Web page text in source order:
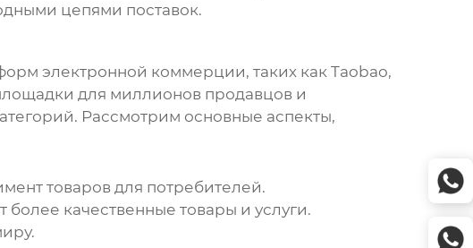
цепями поставок.
электронной коммерции, таких как Taobao,
для миллионов продавцов и
Рассмотрим основные аспекты,
товаров для потребителей.
качественные товары и услуги.